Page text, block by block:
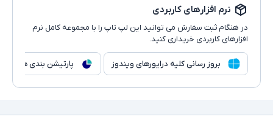
نرم افزارهای کاربردی
در هنگام ثبت سفارش می توانید این لپ تاپ را با مجموعه کامل نرم
افزارهای کاربردی خریداری کنید.
بروز رسانی کلیه درایورهای ویندوز پارتیشن بندی هارد